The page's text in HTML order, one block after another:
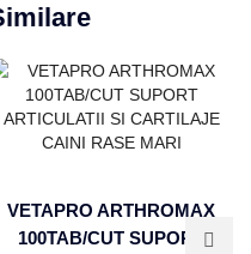
VETAPRO ARTHROMAX
100TAB/CUT SUPORT